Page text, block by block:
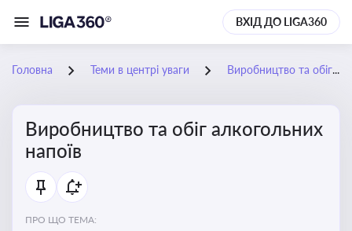
ВХІД ДО LIGA360
Головна Теми в центрі уваги Виробництво та обіг алкогольних напоїв
Виробництво та обіг алкогольних
напоїв
ПРО ЩО ТЕМА: